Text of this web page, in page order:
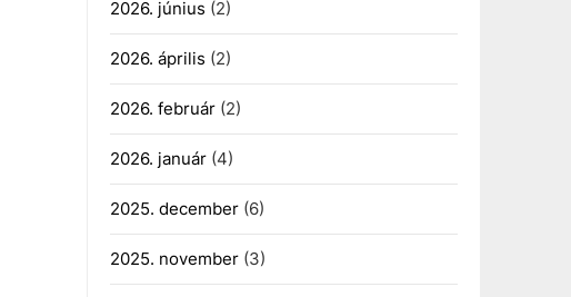
2026. június (2)
2026. április (2)
2026. február(2)
2026. január(4)
2025. december(6)
2025. november(3)